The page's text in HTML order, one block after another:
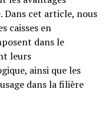
Dans cet article, nous
caisses en
dans le
leurs
ainsi que les
dans la filière